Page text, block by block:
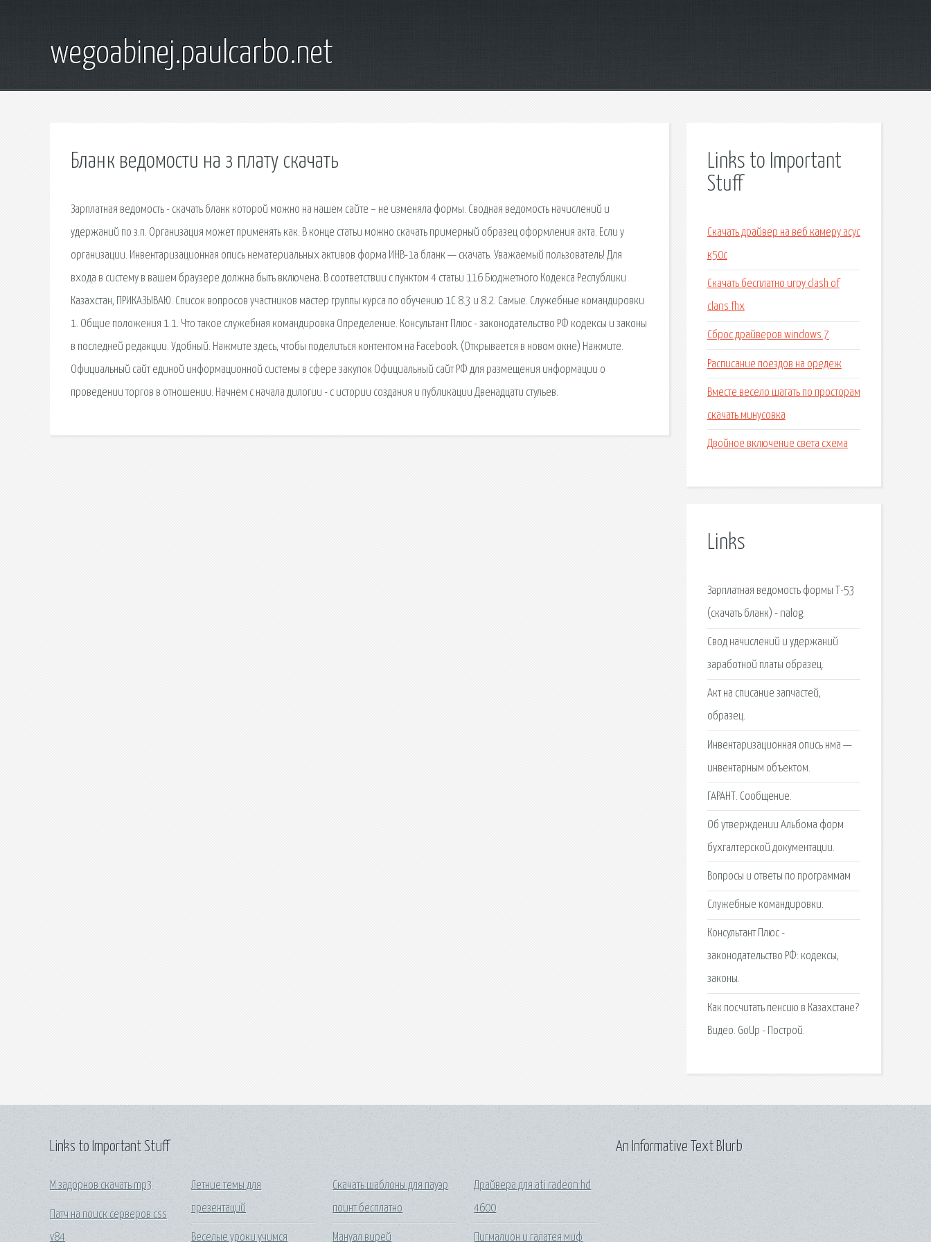
wegoabinej.paulcarbo.net
Бланк ведомости на з плату скачать
Зарплатная ведомость - скачать бланк которой можно на нашем сайте – не изменяла формы. Сводная ведомость начислений и
удержаний по з.п. Организация может применять как. В конце статьи можно скачать примерный образец оформления акта. Если у
организации. Инвентаризационная опись нематериальных активов форма ИНВ-1а бланк — скачать. Уважаемый пользователь! Для
входа в систему в вашем браузере должна быть включена. В соответствии с пунктом 4 статьи 116 Бюджетного Кодекса Республики
Казахстан, ПРИКАЗЫВАЮ. Список вопросов участников мастер группы курса по обучению 1С 8.3 и 8.2. Самые. Служебные командировки
1. Общие положения 1.1. Что такое служебная командировка Определение. Консультант Плюс - законодательство РФ кодексы и законы
в последней редакции. Удобный. Нажмите здесь, чтобы поделиться контентом на Facebook. (Открывается в новом окне) Нажмите.
Официальный сайт единой информационной системы в сфере закупок Официальный сайт РФ для размещения информации о
проведении торгов в отношении. Начнем с начала дилогии - с истории создания и публикации Двенадцати стульев.
Links to Important
Stuff
Скачать драйвер на веб камеру асус
к50с
Скачать бесплатно игру clash of
clans fhx
Сброс драйверов windows 7
Расписание поездов на оредеж
Вместе весело шагать по просторам
скачать минусовка
Двойное включение света схема
Links
Зарплатная ведомость формы Т-53
(скачать бланк) - nalog.
Свод начислений и удержаний
заработной платы образец.
Акт на списание запчастей,
образец.
Инвентаризационная опись нма —
инвентарным объектом.
ГАРАНТ. Сообщение.
Об утверждении Альбома форм
бухгалтерской документации.
Вопросы и ответы по программам
Служебные командировки.
Консультант Плюс -
законодательство РФ: кодексы,
законы.
Как посчитать пенсию в Казахстане?
Видео. GoUp - Построй.
Links to Important Stuff
М задорнов скачать mp3
Патч на поиск серверов css
v84
Летние темы для
презентаций
Веселые уроки учимся
Скачать шаблоны для пауэр
поинт бесплатно
Мануал вирей
Драйвера для ati radeon hd
4600
Пигмалион и галатея миф
An Informative Text Blurb